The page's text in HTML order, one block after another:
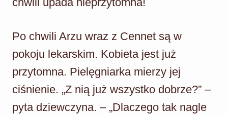
Po chwili Arzu wraz z Cennet są w
pokoju lekarskim. Kobieta jest już
przytomna. Pielęgniarka mierzy jej
ciśnienie. „Z nią już wszystko dobrze?” –
pyta dziewczyna. – „Dlaczego tak nagle